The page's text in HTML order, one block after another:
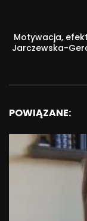
Motywacja,
Jarczewska-
POWIĄZANE: